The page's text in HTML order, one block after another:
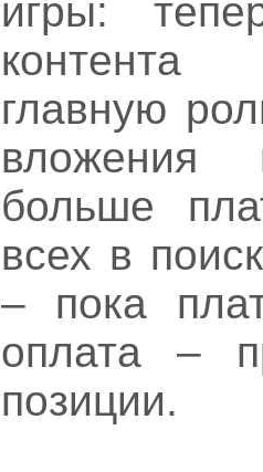
игры:
контента
главную
больше
всех в
– пока
оплата –
позиции.